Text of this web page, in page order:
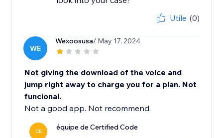
Utile (0)
WE
Wexoosusa/ May 17, 2024
Not giving the download of the voice and
jump right away to charge you for a plan. Not
funcional.
Not a good app. Not recommend.
CE équipe de Certified Code